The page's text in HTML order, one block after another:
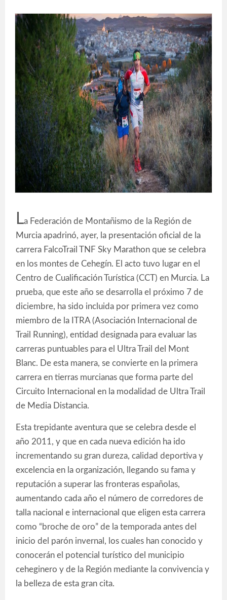
La Federación de Montañismo de la Región de
Murcia apadrinó, ayer, la presentación oficial de la
carrera FalcoTrail TNF Sky Marathon que se celebra
en los montes de Cehegín. El acto tuvo lugar en el
Centro de Cualificación Turística (CCT) en Murcia. La
prueba, que este año se desarrolla el próximo 7 de
diciembre, ha sido incluida por primera vez como
miembro de la ITRA (Asociación Internacional de
Trail Running), entidad designada para evaluar las
carreras puntuables para el Ultra Trail del Mont
Blanc. De esta manera, se convierte en la primera
carrera en tierras murcianas que forma parte del
Circuito Internacional en la modalidad de Ultra Trail
de Media Distancia.
Esta trepidante aventura que se celebra desde el
año 2011, y que en cada nueva edición ha ido
incrementando su gran dureza, calidad deportiva y
excelencia en la organización, llegando su fama y
reputación a superar las fronteras españolas,
aumentando cada año el número de corredores de
talla nacional e internacional que eligen esta carrera
como “broche de oro” de la temporada antes del
inicio del parón invernal, los cuales han conocido y
conocerán el potencial turístico del municipio
ceheginero y de la Región mediante la convivencia y
la belleza de esta gran cita.